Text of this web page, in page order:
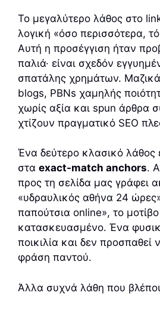
Το μεγαλύτερο λάθος στο
λογική «όσο περισσότερα,
Αυτή η προσέγγιση ήταν
παλιά· είναι σχεδόν
σπατάλης χρημάτων.
blogs, PBNs χαμηλής
χωρίς αξία και spun άρθρα
χτίζουν πραγματικό SEO
Ένα δεύτερο κλασικό λάθος
στα exact-match anchors.
προς τη σελίδα μας γράφει
«υδραυλικός αθήνα 24
παπούτσια online», το μοτίβο
κατασκευασμένο. Ένα
ποικιλία και δεν προσπαθεί
φράση παντού.
Άλλα συχνά λάθη που